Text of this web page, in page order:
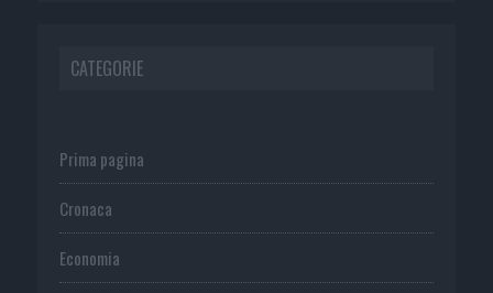
CATEGORIE
Prima pagina
Cronaca
Economia